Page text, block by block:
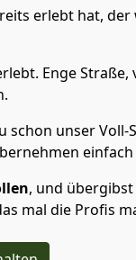
erlebt hat,
Enge
unser Voll-
einfach
, und übergibst
mal die Profis